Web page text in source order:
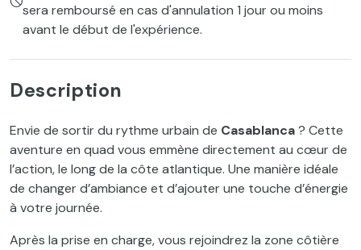
sera remboursé en cas d'annulation 1 jour ou moins
avant le début de l'expérience.
Description
Envie de sortir du rythme urbain de Casablanca? Cette
aventure en quad vous emmène directement au cœur de
l’action, le long de la côte atlantique. Une manière idéale
de changer d’ambiance et d’ajouter une touche d’énergie
à votre journée.
Après la prise en charge, vous rejoindrez la zone côtière